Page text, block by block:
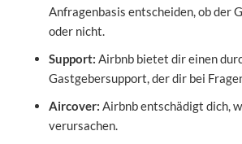
Anfragenbasis entscheiden, ob der
oder nicht.
Support: Airbnb bietet dir einen
Gastgebersupport, der dir bei
Aircover: Airbnb entschädigt dich,
verursachen.